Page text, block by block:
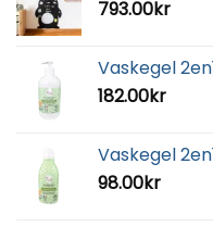
793.00kr
Vaskegel
182.00kr
Vaskegel
98.00kr